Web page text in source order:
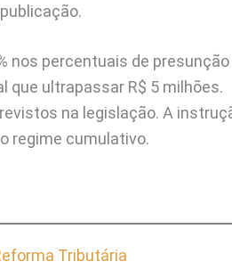
nos percentuais de presunção
que ultrapassar R$ 5 milhões.
na legislação. A
regime cumulativo.
Tributária